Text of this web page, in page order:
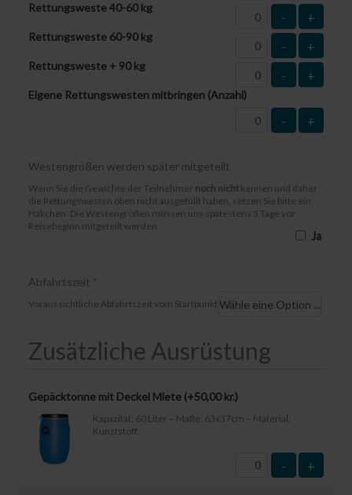
Rettungsweste 40-60 kg
- +
Rettungsweste 60-90 kg
- +
Rettungsweste + 90 kg
- +
Eigene Rettungswesten mitbringen (Anzahl)
- +
Westengrößen werden später mitgeteilt
Wenn Sie die Gewichte der Teilnehmer noch nicht kennen und daher
die Rettungswesten oben nicht ausgefüllt haben, setzen Sie bitte ein
Häkchen. Die Westengrößen müssen uns spätestens 3 Tage vor
Reisebeginn mitgeteilt werden
Ja
Abfahrtszeit *
Voraussichtliche Abfahrtszeit vom Startpunkt
Zusätzliche Ausrüstung
Gepäcktonne mit Deckel Miete (+50,00 kr.)
Kapazität: 60 Liter – Maße: 63x37cm – Material:
Kunststoff
- +